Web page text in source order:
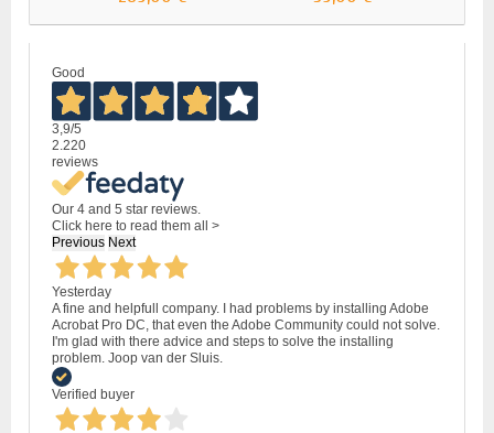
Good
3,9/5
2.220
reviews
Our 4 and 5 star reviews.
Click here to read them all >
Previous Next
Yesterday
A fine and helpfull company. I had problems by installing Adobe
Acrobat Pro DC, that even the Adobe Community could not solve.
I'm glad with there advice and steps to solve the installing
problem. Joop van der Sluis.
Verified buyer